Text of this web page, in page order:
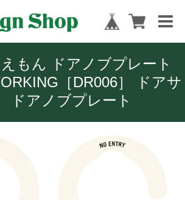
もん ドアノブプレート
［DR006］ ドアサ
アノブプレート